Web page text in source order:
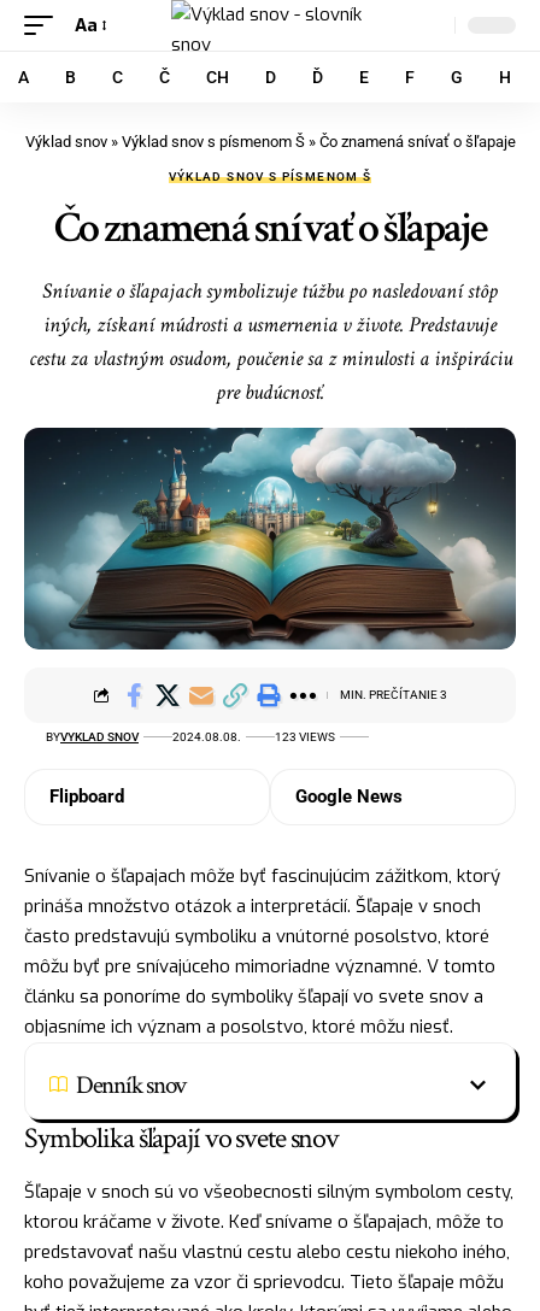
Aa
A B C Č CH D Ď E F G H
Výklad snov» Výklad snov s písmenom Š» Čo znamená snívať o šľapaje
VÝKLAD SNOV S PÍSMENOM Š
Čo znamená snívať o šľapaje
Snívanie o šľapajach symbolizuje túžbu po nasledovaní stôp
iných, získaní múdrosti a usmernenia v živote. Predstavuje
cestu za vlastným osudom, poučenie sa z minulosti a inšpiráciu
pre budúcnosť.
BYVYKLAD SNOV 2024.08.08. 123 VIEWS
MIN. PREČÍTANIE 3
Flipboard Google News
Snívanie o šľapajach môže byť fascinujúcim zážitkom, ktorý
prináša množstvo otázok a interpretácií. Šľapaje v snoch
často predstavujú symboliku a vnútorné posolstvo, ktoré
môžu byť pre snívajúceho mimoriadne významné. V tomto
článku sa ponoríme do symboliky šľapají vo svete snov a
objasníme ich význam a posolstvo, ktoré môžu niesť.
Denník snov
Symbolika šľapají vo svete snov
Šľapaje v snoch sú vo všeobecnosti silným symbolom cesty,
ktorou kráčame v živote. Keď snívame o šľapajach, môže to
predstavovať našu vlastnú cestu alebo cestu niekoho iného,
koho považujeme za vzor či sprievodcu. Tieto šľapaje môžu